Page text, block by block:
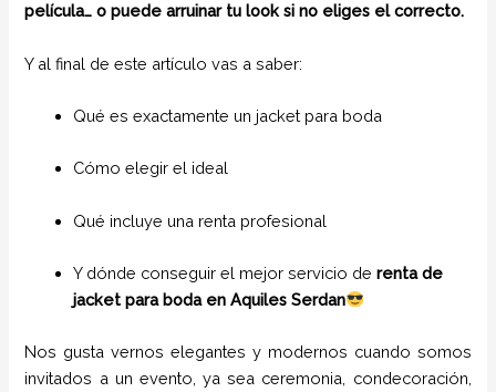
película… o puede arruinar tu look si no eliges el correcto.
Y al final de este artículo vas a saber:
Qué es exactamente un jacket para boda
Cómo elegir el ideal
Qué incluye una renta profesional
Y dónde conseguir el mejor servicio derenta de
jacket para boda en Aquiles Serdan
Nos gusta vernos elegantes y modernos cuando somos
invitados a un evento, ya sea ceremonia, condecoración,